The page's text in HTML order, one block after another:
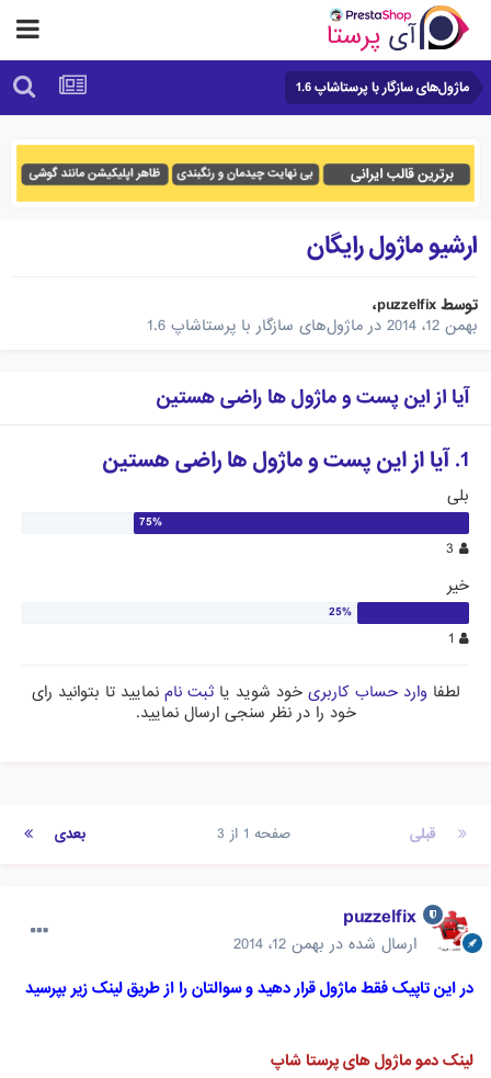
ماژول‌های سازگار با پرستاشاپ 1.6
ارشیو ماژول رایگان
توسطpuzzelfix،
بهمن 12، 2014
در ماژول‌های سازگار با پرستاشاپ 1.6
آیا از این پست و ماژول ها راضی هستین
1. آیا از این پست و ماژول ها راضی هستین
بلی
3
خیر
1
لطفا وارد حساب کاربریخود شوید یا ثبت نامنمایید تا بتوانید رای
خود را در نظر سنجی ارسال نمایید.
قبلی بعدی صفحه 1 از 3
puzzelfix
ارسال شده در بهمن 12، 2014
در این تاپیک فقط ماژول قرار دهید و سوالتان را از طریق لینک زیر بپرسید
لینک دمو ماژول های پرستا شاپ